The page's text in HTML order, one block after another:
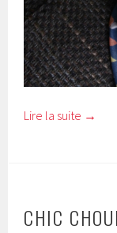
Lire la suite →
CHIC